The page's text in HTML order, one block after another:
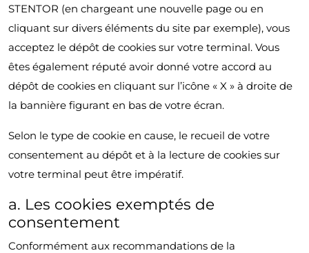
STENTOR (en chargeant une nouvelle page ou en
cliquant sur divers éléments du site par exemple), vous
acceptez le dépôt de cookies sur votre terminal. Vous
êtes également réputé avoir donné votre accord au
dépôt de cookies en cliquant sur l’icône « X » à droite de
la bannière figurant en bas de votre écran.
Selon le type de cookie en cause, le recueil de votre
consentement au dépôt et à la lecture de cookies sur
votre terminal peut être impératif.
a. Les cookies exemptés de
consentement
Conformément aux recommandations de la